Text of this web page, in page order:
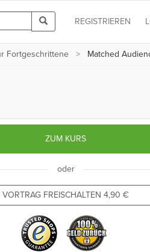
REGISTRIEREN
Fortgeschrittene Matched
ZUM KURS
oder
VORTRAG FREISCHALTEN 4,90 €